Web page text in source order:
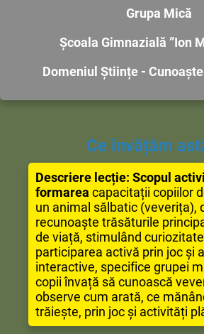
Grupa Mică
Școala Gimnazială ”Ion
Domeniul Științe -
Ce învățăm
Descriere lecție: Scopul
formarea capacitații copiilor
un animal sălbatic (veverița),
recunoaște trăsăturile
de viață, stimulând
participarea activă prin joc și
interactive, specifice grupei
copii învață să cunoască
observe cum arată, ce
trăiește, prin joc și activități